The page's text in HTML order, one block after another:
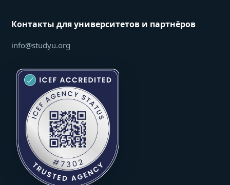
Контакты для университетов и партнёров
info@studyu.org